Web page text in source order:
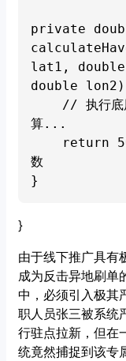
private
lat1,
double
算...
数
}
由于线下推广具有
成为反击异地刷单
中，必须引入极其
职人员张三被系统
行驻点拉新，但在
统竟然捕捉到该专